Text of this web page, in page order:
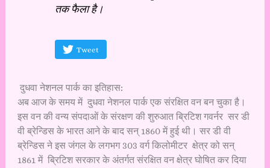
तक फैला है।
Tweet
दुधवा नेशनल पार्क का इतिहास:
अब आज के समय में दुधवा नेशनल पार्क एक संरक्षित वन बन चुका है।
इस वन की वन्य संपदाओं के संरक्षण की शुरुआत ब्रिटिश गवर्नर सर डी
वी ब्रेन्डिस के भारत आने के बाद सन् 1860 में हुई थी। सर डी वी
ब्रेन्डिस ने इस जंगल के लगभग 303 वर्ग किलोमीटर क्षेत्र को सन्
1861 में ब्रिटिश सरकार के अंतर्गत संरक्षित वन क्षेत्र घोषित कर दिया